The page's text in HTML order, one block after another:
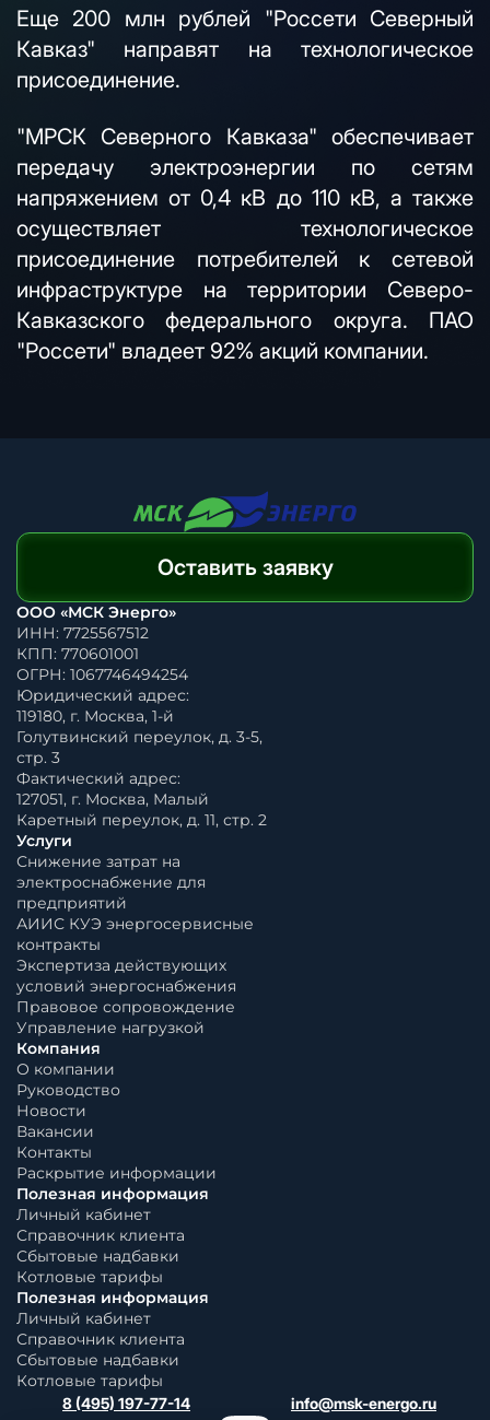
Еще 200 млн рублей "Россети Северный
Кавказ" направят на технологическое
присоединение.
"МРСК Северного Кавказа" обеспечивает
передачу электроэнергии по сетям
напряжением от 0,4 кВ до 110 кВ, а также
осуществляет технологическое
присоединение потребителей к сетевой
инфраструктуре на территории Северо-
Кавказского федерального округа. ПАО
"Россети" владеет 92% акций компании.
Оставить заявку
ООО «МСК Энерго»
ИНН: 7725567512
КПП: 770601001
ОГРН: 1067746494254
Юридический адрес:
119180, г. Москва, 1-й
Голутвинский переулок, д. 3-5,
стр. 3
Фактический адрес:
127051, г. Москва, Малый
Каретный переулок, д. 11, стр. 2
Услуги
Снижение затрат на
электроснабжение для
предприятий
АИИС КУЭ энергосервисные
контракты
Экспертиза действующих
условий энергоснабжения
Правовое сопровождение
Управление нагрузкой
Компания
О компании
Руководство
Новости
Вакансии
Контакты
Раскрытие информации
Полезная информация
Личный кабинет
Справочник клиента
Сбытовые надбавки
Котловые тарифы
Полезная информация
Личный кабинет
Справочник клиента
Сбытовые надбавки
Котловые тарифы
8 (495) 197-77-14 info@msk-energo.ru